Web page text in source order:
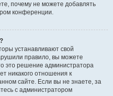
почему не можете добавлять
конференции.
устанавливают свой
правило, вы можете
это решение администратора
никакого отношения к
сайте. Если вы не знаете, за
с администратором